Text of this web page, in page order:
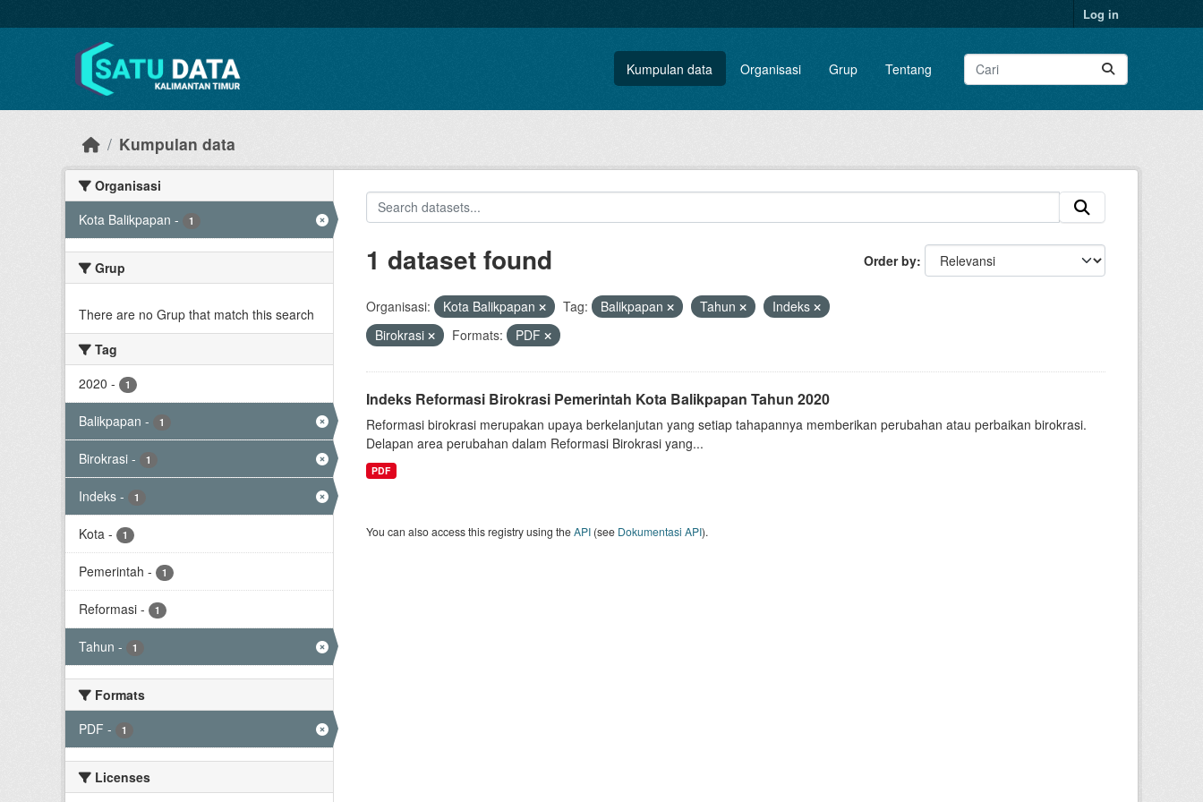
Log in
Kumpulan data Organisasi Grup Tentang
Kumpulan data
Organisasi
Kota Balikpapan - 1
Grup
There are no Grup that match this search
Tag
2020 - 1
Balikpapan - 1
Birokrasi - 1
Indeks - 1
Kota - 1
Pemerintah - 1
Reformasi - 1
Tahun - 1
Formats
PDF - 1
Licenses
Order by
1 dataset found
Organisasi: Kota Balikpapan Tag: Balikpapan Tahun
Indeks
Birokrasi
Formats: PDF
Indeks Reformasi Birokrasi Pemerintah Kota Balikpapan Tahun 2020
Reformasi birokrasi merupakan upaya berkelanjutan yang setiap tahapannya memberikan perubahan atau perbaikan birokrasi.
Delapan area perubahan dalam Reformasi Birokrasi yang...
PDF
You can also access this registry using theAPI(see Dokumentasi API).